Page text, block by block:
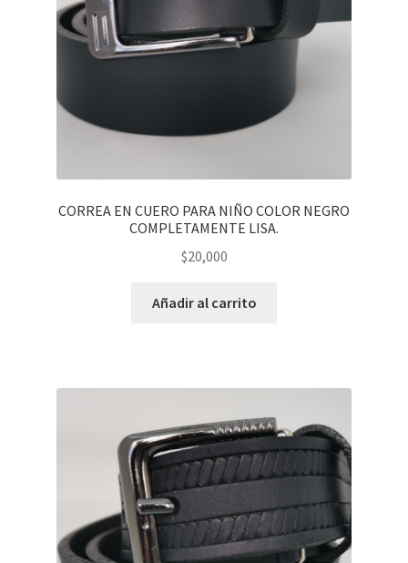
CORREA EN CUERO PARA NIÑO COLOR NEGRO
COMPLETAMENTE LISA.
$20,000
Añadir al carrito